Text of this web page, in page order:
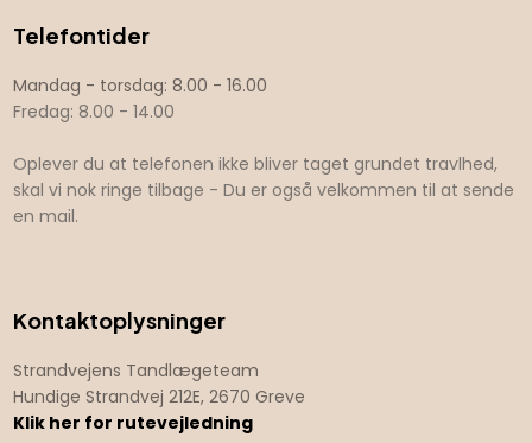
Telefontider
​​Mandag - torsdag: 8.00 - 16.00
Fredag: 8.00 - 14.00
Oplever du at telefonen ikke bliver taget grundet travlhed,
skal vi nok ringe tilbage - Du er også velkommen til at sende
en mail.
Kontaktoplysninger
Strandvejens Tandlægeteam
Hundige Strandvej 212E, 2670 Greve
Klik her for rutevejledning